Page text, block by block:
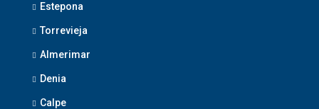
Estepona
Torrevieja
Almerimar
Denia
Calpe